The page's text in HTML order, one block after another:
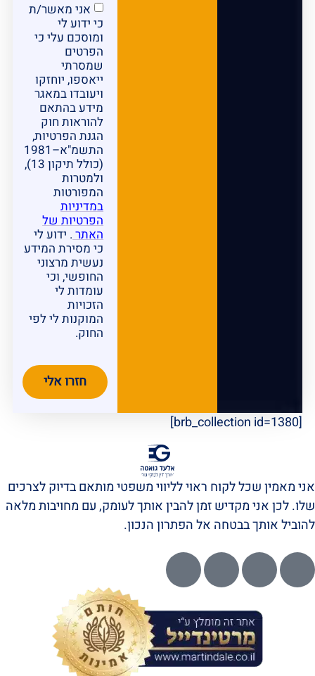
אני מאשר/ת
כי ידוע לי
ומוסכם עלי כי
הפרטים
שמסרתי
ייאספו, יוחזקו
ויעובדו במאגר
מידע בהתאם
להוראות חוק
הגנת הפרטיות,
התשמ"א–1981
(כולל תיקון 13),
ולמטרות
המפורטות
במדיניות
הפרטיות של
האתר. ידוע לי
כי מסירת המידע
נעשית מרצוני
החופשי, וכי
עומדות לי
הזכויות
המוקנות לי לפי
החוק.
חזרו אלי
[brb_collection id=1380]
אני מאמין שכל לקוח ראוי לליווי משפטי מותאם בדיוק לצרכים
שלו. לכן אני מקדיש זמן להבין אותך לעומק, עם מחויבות מלאה
להוביל אותך בבטחה אל הפתרון הנכון.